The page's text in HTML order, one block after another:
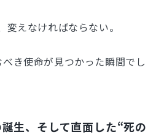
えなければならない。
き使命が見つかった瞬間でし
生、そして直面した“死の